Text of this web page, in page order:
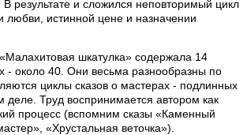
В результате и сложился неповторимый цикл
любви, истинной цене и назначении
шкатулка» содержала 14
- около 40. Они весьма разнообразны по
циклы сказов о мастерах - подлинных
деле. Труд воспринимается автором как
процесс (вспомним сказы «Каменный
«Хрустальная веточка»).